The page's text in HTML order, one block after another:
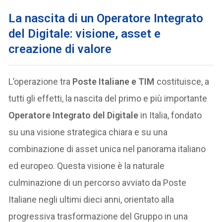
La nascita di un Operatore Integrato
del Digitale: visione, asset e
creazione di valore
L’operazione tra Poste Italiane e TIM costituisce, a
tutti gli effetti, la nascita del primo e più importante
Operatore Integrato del Digitale in Italia, fondato
su una visione strategica chiara e su una
combinazione di asset unica nel panorama italiano
ed europeo. Questa visione è la naturale
culminazione di un percorso avviato da Poste
Italiane negli ultimi dieci anni, orientato alla
progressiva trasformazione del Gruppo in una